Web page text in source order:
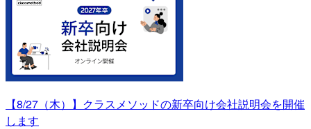
【8/27（木）】クラスメソッドの新卒向け会社説明会を開催
します